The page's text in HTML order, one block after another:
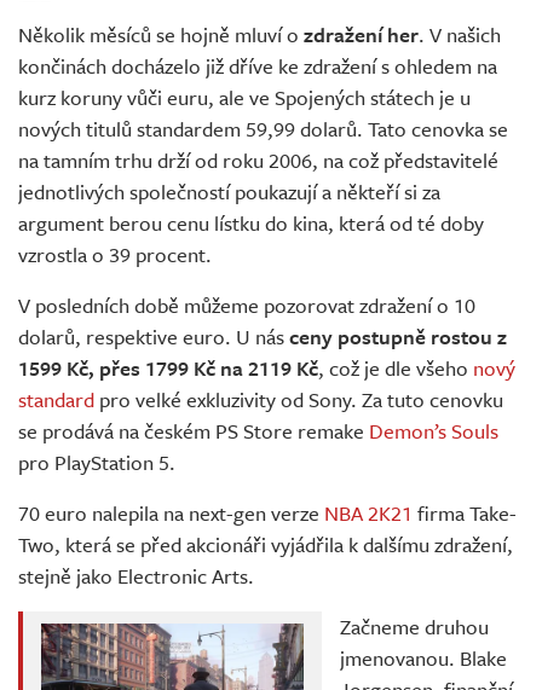
Živě
Několik měsíců se hojně mluví o zdražení her. V našich
končinách docházelo již dříve ke zdražení s ohledem na
kurz koruny vůči euru, ale ve Spojených státech je u
nových titulů standardem 59,99 dolarů. Tato cenovka se
na tamním trhu drží od roku 2006, na což představitelé
jednotlivých společností poukazují a někteří si za
argument berou cenu lístku do kina, která od té doby
vzrostla o 39 procent.
V posledních době můžeme pozorovat zdražení o 10
dolarů, respektive euro. U násceny postupně rostou z
1599 Kč, přes 1799 Kč na 2119 Kč, což je dle všeho nový
standard pro velké exkluzivity od Sony. Za tuto cenovku
se prodává na českém PS Store remake Demon’s Souls
pro PlayStation 5.
70 euro nalepila na next-gen verze NBA 2K21 firma Take-
Two, která se před akcionáři vyjádřila k dalšímu zdražení,
stejně jako Electronic Arts.
Začneme druhou
jmenovanou. Blake